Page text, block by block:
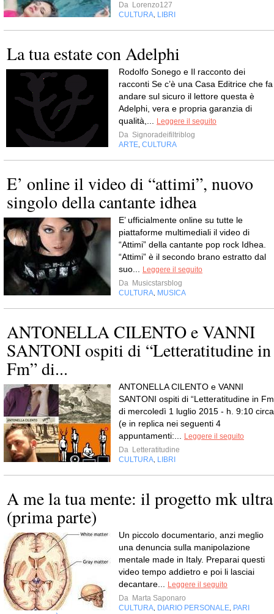
Da Lorenzo127
CULTURA LIBRI
La tua estate con Adelphi
Rodolfo Sonego e Il racconto dei
racconti Se c’è una Casa Editrice che fa
andare sul sicuro il lettore questa è
Adelphi, vera e propria garanzia di
qualità,...
Leggere il seguito
Da Signoradeifiltriblog
ARTE CULTURA
E’ online il video di “attimi”, nuovo
singolo della cantante idhea
E’ ufficialmente online su tutte le
piattaforme multimediali il video di
“Attimi” della cantante pop rock Idhea.
“Attimi” è il secondo brano estratto dal
suo...
Leggere il seguito
Da Musicstarsblog
CULTURA MUSICA
ANTONELLA CILENTO e VANNI
SANTONI ospiti di “Letteratitudine in
Fm” di...
ANTONELLA CILENTO e VANNI
SANTONI ospiti di “Letteratitudine in
di mercoledì 1 luglio 2015 - h. 9:10 circa
(e in replica nei seguenti 4
appuntamenti:...
Leggere il seguito
Da Letteratitudine
CULTURA LIBRI
A me la tua mente: il progetto mk ultra
(prima parte)
Un piccolo documentario, anzi meglio
una denuncia sulla manipolazione
mentale made in Italy. Preparai questi
video tempo addietro e poi li lasciai
decantare...
Leggere il seguito
Da Marta Saponaro
CULTURA DIARIO PERSONALE PARI